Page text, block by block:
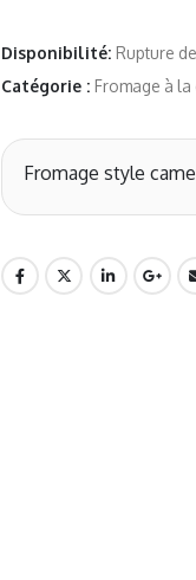
Disponibilité: Rupture
Catégorie : Fromage à la
Fromage style